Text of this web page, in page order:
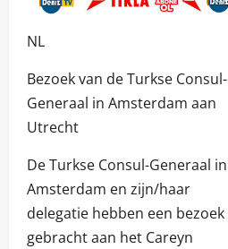
NL
Bezoek van de Turkse Consul-
Generaal in Amsterdam aan
Utrecht
De Turkse Consul-Generaal in
Amsterdam en zijn/haar
delegatie hebben een bezoek
gebracht aan het Careyn